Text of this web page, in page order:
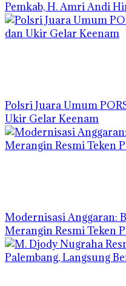
Pemkab, H. Amri Andi
Polsri Juara Umum
Ukir Gelar Keenam
Modernisasi Anggaran:
Merangin Resmi Teken